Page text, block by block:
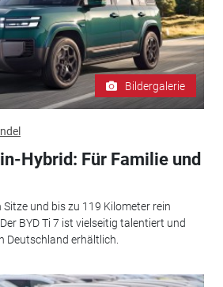
Bildergalerie
Hybrid: Für Familie und
und bis zu 119 Kilometer rein
BYD Ti 7 ist vielseitig talentiert und
Deutschland erhältlich.